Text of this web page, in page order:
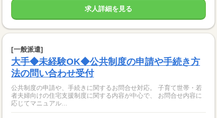
求人詳細を見る
[一般派遣]
大手◆未経験OK◆公共制度の申請や手続き方
法の問い合わせ受付
公共制度の申請や、手続きに関するお問合せ対応。 子育て世帯・若
者夫婦向けの住宅支援制度に関する内容が中心で、 お問合せ内容に
応じてマニュアル...